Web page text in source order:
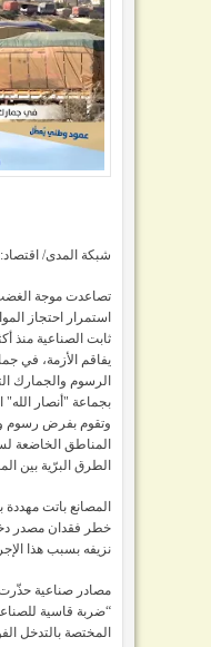
شبكة المدى/ اقتصاد:
تصاعدت موجة
استمرار احتجاز
ثابت الصناعية منذ
يفاقم الأزمة، في
الرسوم والجمارك
بجماعة "أنصار
وتقوم بفرض رسوم
المناطق الخاضعة
الطرق البرّية بين
المصانع باتت مهددة
خطر فقدان مصدر
نزيفه بسبب هذا
مصادر صناعية حذّرت
“ضربة قاسية
المختصة بالتدخل